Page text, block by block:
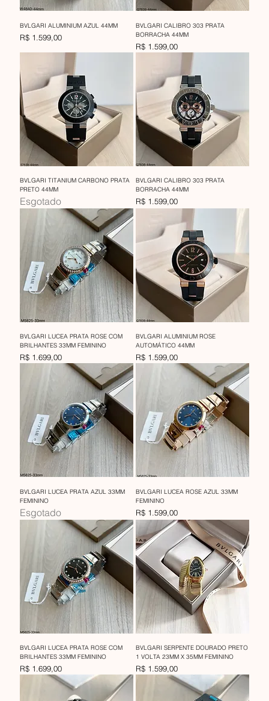
BVLGARI ALUMINIUM AZUL 44MM
Preço
R$ 1.599,00
BVLGARI CALIBRO 303 PRATA
BORRACHA 44MM
Preço
R$ 1.599,00
BVLGARI TITANIUM CARBONO PRATA
PRETO 44MM
Esgotado
BVLGARI CALIBRO 303 PRATA
BORRACHA 44MM
Preço
R$ 1.599,00
BVLGARI LUCEA PRATA ROSE COM
BRILHANTES 33MM FEMININO
Preço
R$ 1.699,00
BVLGARI ALUMINIUM ROSE
AUTOMÁTICO 44MM
Preço
R$ 1.599,00
BVLGARI LUCEA PRATA AZUL 33MM
FEMININO
Esgotado
BVLGARI LUCEA ROSE AZUL 33MM
FEMININO
Preço
R$ 1.599,00
BVLGARI LUCEA PRATA ROSE COM
BRILHANTES 33MM FEMININO
Preço
R$ 1.699,00
BVLGARI SERPENTE DOURADO PRETO
1 VOLTA 23MM X 35MM FEMININO
Preço
R$ 1.599,00